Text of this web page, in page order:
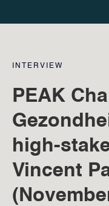
INTERVIEW
PEAK
high-
Vincent